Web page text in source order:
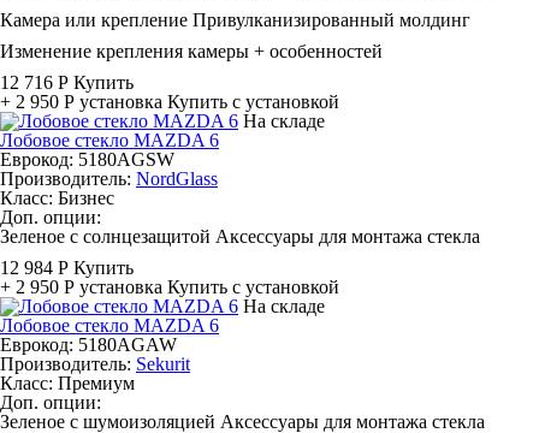
Камера или крепление Привулканизированный молдинг
Изменение крепления камеры + особенностей
12 716 Р Купить
+ 2 950 Р установка Купить с установкой
На складе
Лобовое стекло MAZDA 6
Еврокод: 5180AGSW
Производитель: NordGlass
Класс: Бизнес
Доп. опции:
Зеленое с солнцезащитой Аксессуары для монтажа стекла
12 984 Р Купить
+ 2 950 Р установка Купить с установкой
На складе
Лобовое стекло MAZDA 6
Еврокод: 5180AGAW
Производитель: Sekurit
Класс: Премиум
Доп. опции:
Зеленое с шумоизоляцией Аксессуары для монтажа стекла